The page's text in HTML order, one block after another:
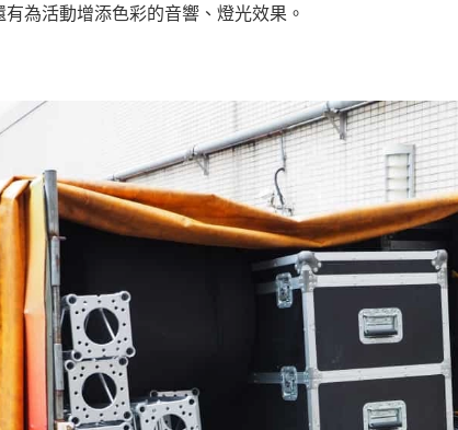
為活動增添色彩的音響、燈光效果。